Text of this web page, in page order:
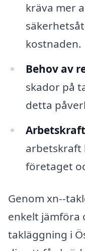
kräva mer
kostnaden.
Behov av
skador på
detta
arbetskraft
företaget
Genom xn--
enkelt jämföra
takläggning i